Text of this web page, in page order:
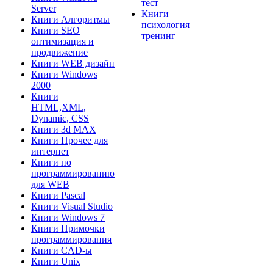
Server
Книги Алгоритмы
Книги SEO
оптимизация и
продвижение
Книги WEB дизайн
Книги Windows
2000
Книги
HTML,XML,
Dynamic, CSS
Книги 3d MAX
Книги Прочее для
интернет
Книги по
программированию
для WEB
Книги Pascal
Книги Visual Studio
Книги Windows 7
Книги Примочки
программирования
Книги CAD-ы
Книги Unix
тест
Книги
психология
тренинг